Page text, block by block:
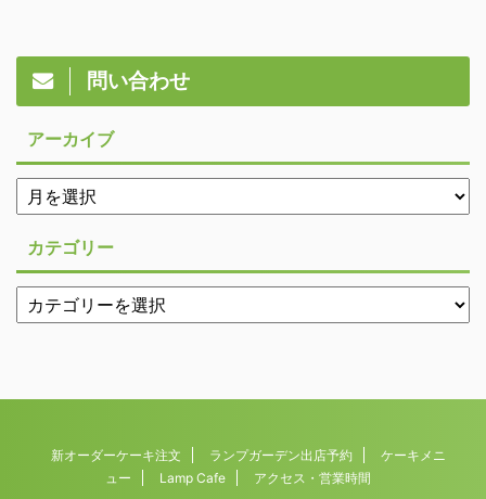
問い合わせ
アーカイブ
カテゴリー
新オーダーケーキ注文 ランプガーデン出店予約
ケーキメニ
ュー
Lamp Cafe アクセス・営業時間